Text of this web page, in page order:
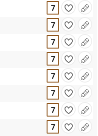
7
7
7
7
7
7
7
7